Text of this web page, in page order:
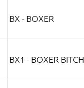
BX - BOXER
BX1 - BOXER BITCH